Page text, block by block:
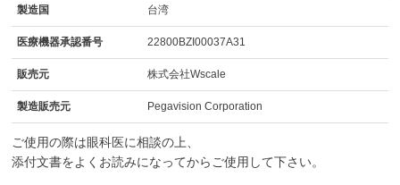
製造国 台湾
医療機器承認番号 22800BZI00037A31
販売元 株式会社Wscale
製造販売元 Pegavision Corporation
ご使用の際は眼科医に相談の上、
添付文書をよくお読みになってからご使用して下さい。